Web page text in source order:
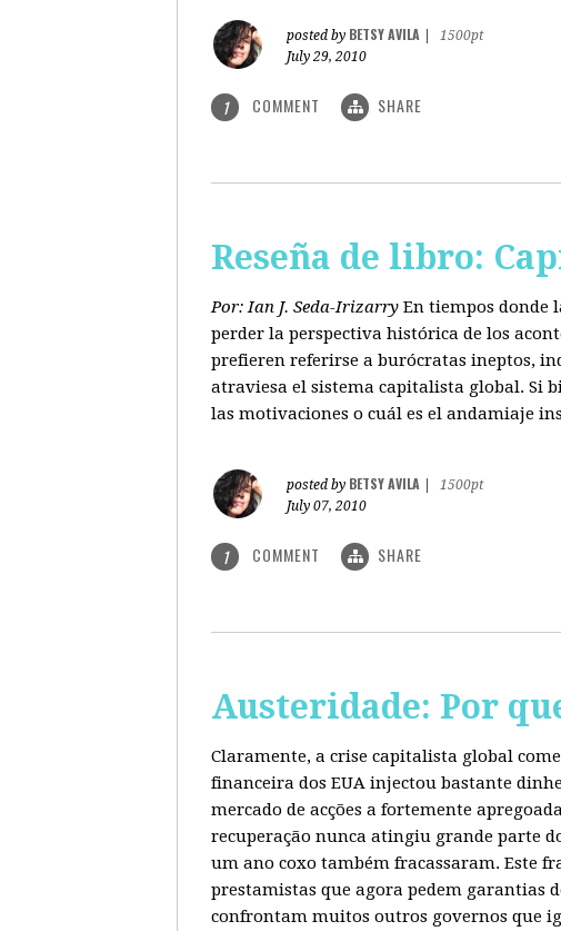
posted by BETSY AVILA
1500pt
July 29, 2010
1 COMMENT SHARE
Reseña de libro:
Por: Ian J. Seda-Irizarry En tiempos donde
perder la perspectiva histórica de los
prefieren referirse a burócratas ineptos,
atraviesa el sistema capitalista global. Si
las motivaciones o cuál es el andamiaje
posted by BETSY AVILA
1500pt
July 07, 2010
1 COMMENT SHARE
Austeridade: Por
Claramente, a crise capitalista global
financeira dos EUA injectou bastante
mercado de acções a fortemente
recuperação nunca atingiu grande parte
um ano coxo também fracassaram. Este
prestamistas que agora pedem garantias
confrontam muitos outros governos que